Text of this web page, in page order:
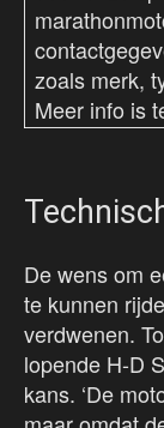
zoals merk,
Meer info is
De wens om
te kunnen
verdwenen.
lopende H-D
kans. ‘De